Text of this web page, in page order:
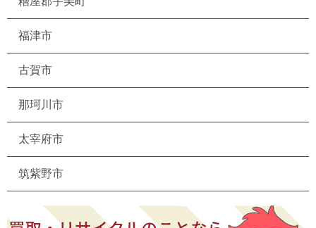
福津市
古賀市
那珂川市
太宰府市
筑紫野市